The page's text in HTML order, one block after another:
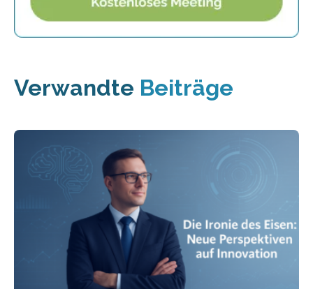
Verwandte Beiträge